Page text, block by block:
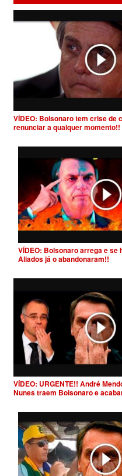
VÍDEO: Bolsonaro tem crise de
renunciar a qualquer momento!!
VÍDEO: Bolsonaro arrega e se
Aliados já o abandonaram!!
VÍDEO: URGENTE!! André
Nunes traem Bolsonaro e